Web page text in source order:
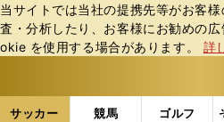
当サイトでは当社の提携先等がお客
査・分析したり、お客様にお勧めの
okie を使⽤する場合があります。 詳
サッカー 競馬 ゴルフ
サッカーの記事一覧 (482ペ